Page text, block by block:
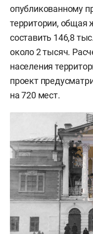
опубликованному
территории, общая
составить 146,8
около 2 тысяч.
населения
проект
на 720 мест.